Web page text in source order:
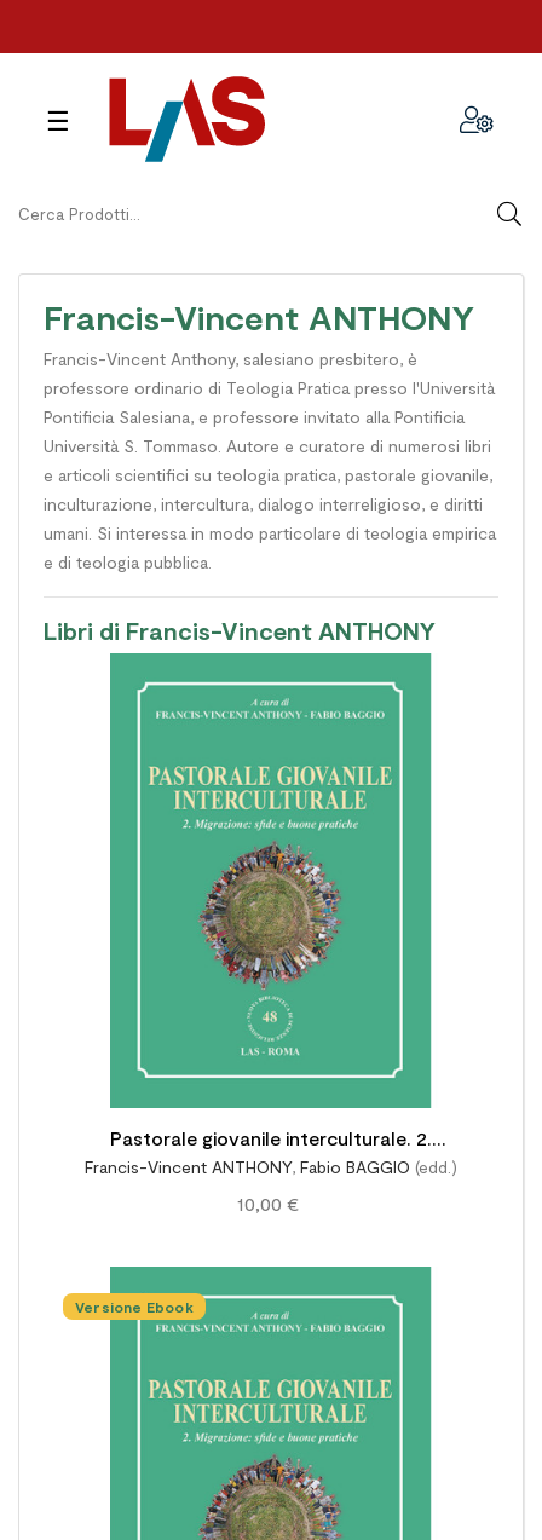
navigazione
☰
Francis-Vincent ANTHONY
Francis-Vincent Anthony, salesiano presbitero, è
professore ordinario di Teologia Pratica presso l'Università
Pontificia Salesiana, e professore invitato alla Pontificia
Università S. Tommaso. Autore e curatore di numerosi libri
e articoli scientifici su teologia pratica, pastorale giovanile,
inculturazione, intercultura, dialogo interreligioso, e diritti
umani. Si interessa in modo particolare di teologia empirica
e di teologia pubblica.
Libri di Francis-Vincent ANTHONY
Pastorale giovanile interculturale. 2.
Migrazione: sfide e buone pratiche
Francis-Vincent ANTHONY, Fabio BAGGIO (edd.)
10,00 €
Versione Ebook